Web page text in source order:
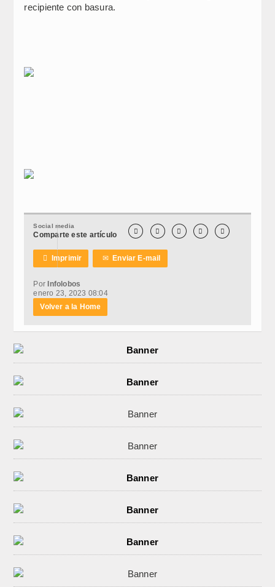
recipiente con basura.
Social media
Comparte este artículo     
 Imprimir ✉Enviar E-mail
Por Infolobos
enero 23, 2023 08:04
Volver a la Home